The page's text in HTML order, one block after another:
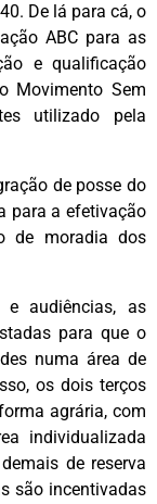
De lá para cá, o
ABC para as
e qualificação
Movimento Sem
utilizado pela
de posse do
para a efetivação
de moradia dos
audiências, as
para que o
numa área de
os dois terços
agrária, com
individualizada
de reserva
são incentivadas